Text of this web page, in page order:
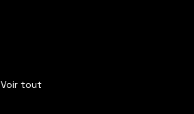
Voir tout